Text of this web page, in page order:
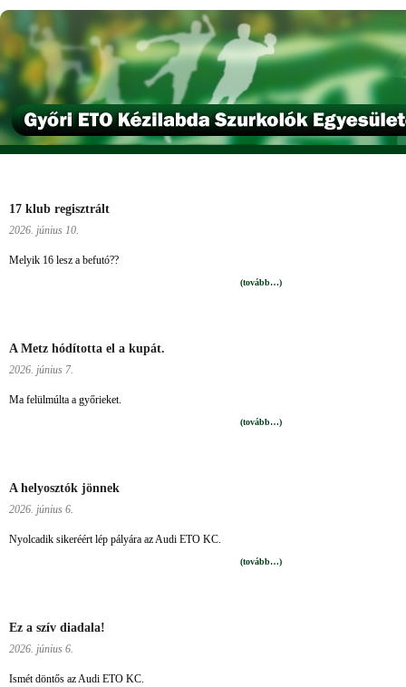
17 klub regisztrált
2026. június 10.
Melyik 16 lesz a befutó??
(tovább…)
A Metz hódította el a kupát.
2026. június 7.
Ma felülmúlta a győrieket.
(tovább…)
A helyosztók jönnek
2026. június 6.
Nyolcadik sikeréért lép pályára az Audi ETO KC.
(tovább…)
Ez a szív diadala!
2026. június 6.
Ismét döntős az Audi ETO KC.